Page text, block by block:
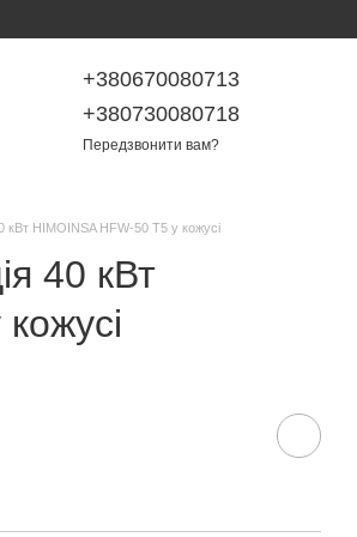
+380670080713
+380730080718
Передзвонити вам?
кВт HIMOINSA HFW-50 T5 у кожусі
40 кВт